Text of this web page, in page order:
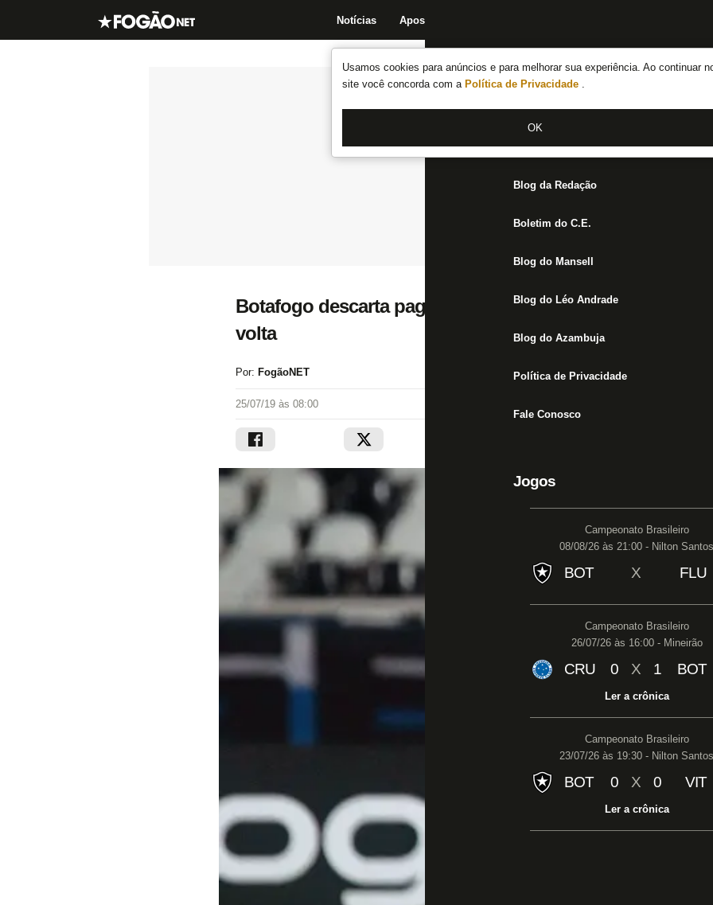
Usamos cookies para anúncios e para melhorar sua experiência. Ao continuar
site você concorda com a Política de Privacidade .
OK
Notícias Apostas
Notícias do Botafogo
Fórum
Jogos
Blog da Redação
Boletim do C.E.
Blog do Mansell
Blog do Léo Andrade
Blog do Azambuja
Política de Privacidade
Fale Conosco
Jogos
Campeonato Brasileiro
08/08/26 às 21:00 - Nilton Santos
BOT X FLU
Campeonato Brasileiro
26/07/26 às 16:00 - Mineirão
CRU 0 X 1 BOT
Ler a crônica
Campeonato Brasileiro
23/07/26 às 19:30 - Nilton Santos
BOT 0 X 0 VIT
Ler a crônica
Botafogo descarta pagar multa para ter Gabriel contra o
volta
Por: FogãoNET
25/07/19 às 08:00